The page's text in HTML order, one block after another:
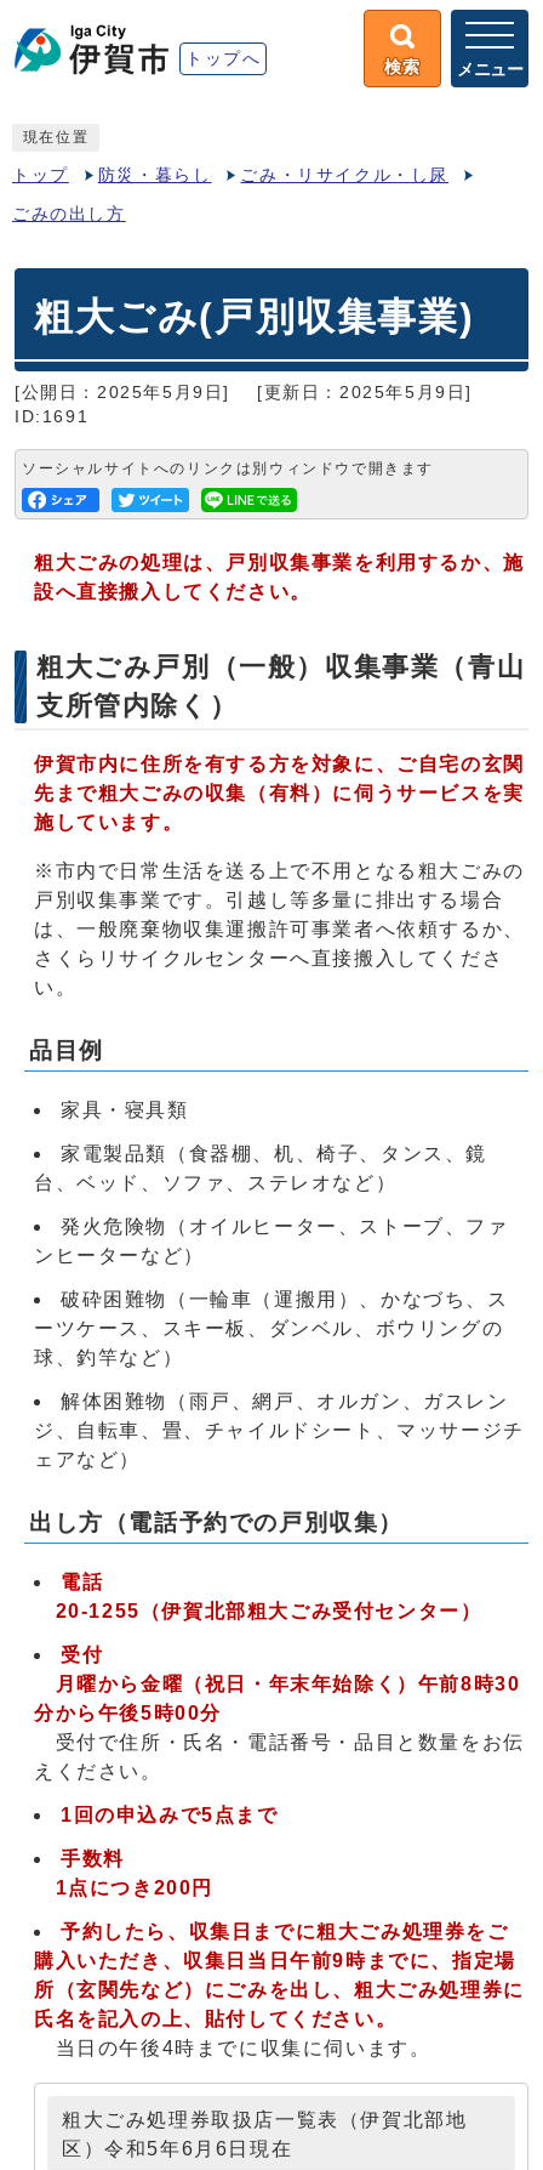
トップへ 検索 メニュー
現在位置
トップ 防災・暮らし ごみ・リサイクル・し尿
ごみの出し方
粗大ごみ(戸別収集事業)
[公開日：2025年5月9日]
[更新日：2025年5月9日]
ID:1691
ソーシャルサイトへのリンクは別ウィンドウで開きます
粗大ごみの処理は、戸別収集事業を利用するか、施
設へ直接搬入してください。
粗大ごみ戸別（一般）収集事業（青山
支所管内除く）
伊賀市内に住所を有する方を対象に、ご自宅の玄関
先まで粗大ごみの収集（有料）に伺うサービスを実
施しています。
※市内で日常生活を送る上で不用となる粗大ごみの
戸別収集事業です。引越し等多量に排出する場合
は、一般廃棄物収集運搬許可事業者へ依頼するか、
さくらリサイクルセンターへ直接搬入してくださ
い。
品目例
家具・寝具類
家電製品類（食器棚、机、椅子、タンス、鏡
台、ベッド、ソファ、ステレオなど）
発火危険物（オイルヒーター、ストーブ、ファ
ンヒーターなど）
破砕困難物（一輪車（運搬用）、かなづち、ス
ーツケース、スキー板、ダンベル、ボウリングの
球、釣竿など）
解体困難物（雨戸、網戸、オルガン、ガスレン
ジ、自転車、畳、チャイルドシート、マッサージチ
ェアなど）
出し方（電話予約での戸別収集）
電話
20-1255（伊賀北部粗大ごみ受付センター）
受付
月曜から金曜（祝日・年末年始除く）午前8時30
分から午後5時00分
受付で住所・氏名・電話番号・品目と数量をお伝
えください。
1回の申込みで5点まで
手数料
1点につき200円
予約したら、収集日までに粗大ごみ処理券をご
購入いただき、収集日当日午前9時までに、指定場
所（玄関先など）にごみを出し、粗大ごみ処理券に
氏名を記入の上、貼付してください。
当日の午後4時までに収集に伺います。
粗大ごみ処理券取扱店一覧表（伊賀北部地
区）令和5年6月6日現在